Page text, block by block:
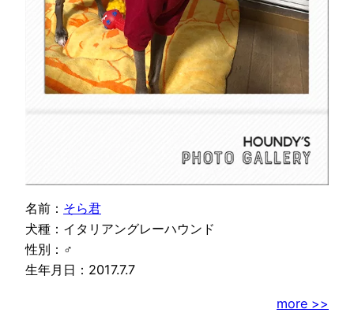
名前： そら君
犬種：イタリアングレーハウンド
性別：♂
生年月日：2017.7.7
more >>